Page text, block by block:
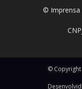
© Imprensa
©